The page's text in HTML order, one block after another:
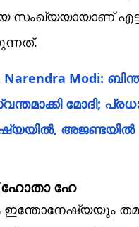
സംഖ്യയായാണ്
Narendra Modi:
മോദി;
അജണ്ടയില്‍
ഹോതാ ഹേ